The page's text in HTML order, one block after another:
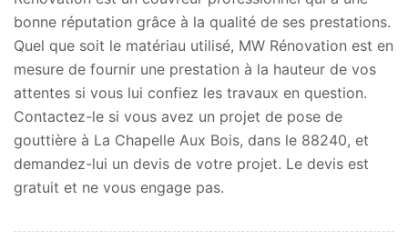
bonne réputation grâce à la qualité de ses prestations.
Quel que soit le matériau utilisé, MW Rénovation est en
mesure de fournir une prestation à la hauteur de vos
attentes si vous lui confiez les travaux en question.
Contactez-le si vous avez un projet de pose de
gouttière à La Chapelle Aux Bois, dans le 88240, et
demandez-lui un devis de votre projet. Le devis est
gratuit et ne vous engage pas.